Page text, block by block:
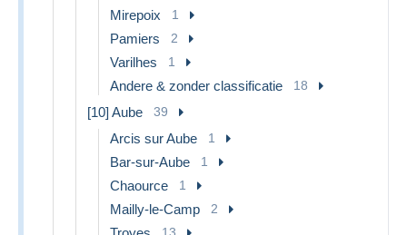
Mirepoix 1
Pamiers 2
Varilhes 1
Andere & zonder classificatie 18
[10] Aube 39
Arcis sur Aube 1
Bar-sur-Aube 1
Chaource 1
Mailly-le-Camp 2